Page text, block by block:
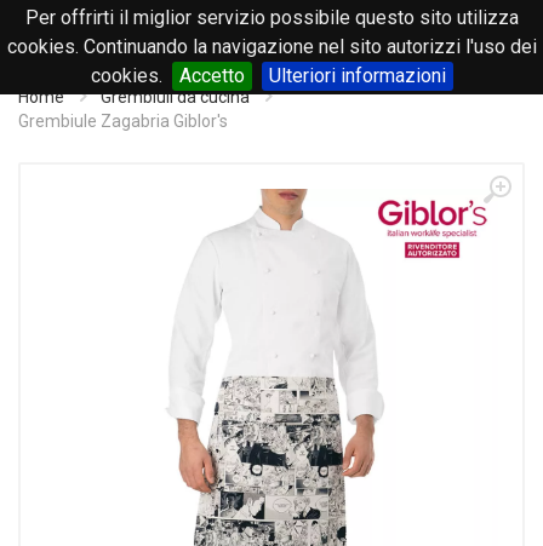
Per offrirti il miglior servizio possibile questo sito utilizza
cookies. Continuando la navigazione nel sito autorizzi l'uso dei
cookies.
Accetto Ulteriori informazioni
0
Home
Grembiuli da cucina
Grembiule Zagabria Giblor's